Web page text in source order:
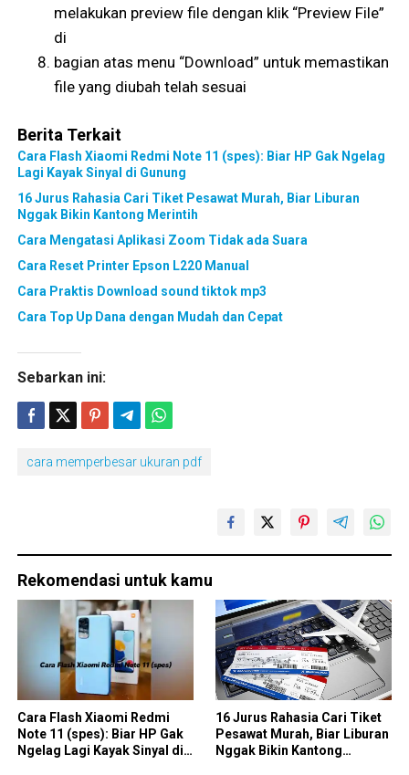
melakukan preview file dengan klik “Preview File”
di
bagian atas menu “Download” untuk memastikan
file yang diubah telah sesuai
Berita Terkait
Cara Flash Xiaomi Redmi Note 11 (spes): Biar HP Gak Ngelag
Lagi Kayak Sinyal di Gunung
16 Jurus Rahasia Cari Tiket Pesawat Murah, Biar Liburan
Nggak Bikin Kantong Merintih
Cara Mengatasi Aplikasi Zoom Tidak ada Suara
Cara Reset Printer Epson L220 Manual
Cara Praktis Download sound tiktok mp3
Cara Top Up Dana dengan Mudah dan Cepat
Sebarkan ini:
cara memperbesar ukuran pdf
Rekomendasi untuk kamu
Cara Flash Xiaomi Redmi
Note 11 (spes): Biar HP Gak
Ngelag Lagi Kayak Sinyal di
16 Jurus Rahasia Cari Tiket
Pesawat Murah, Biar Liburan
Nggak Bikin Kantong